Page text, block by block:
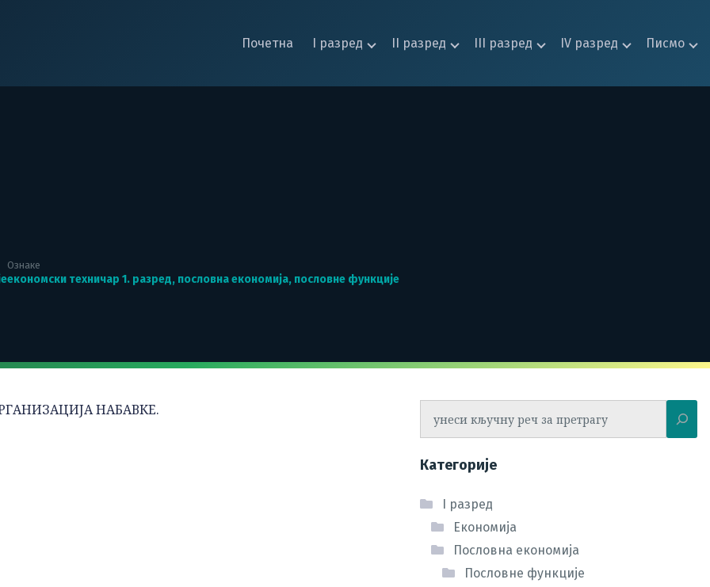
Почетна I разред II разред III разред IV разред Писмо
Ознаке
економски техничар 1. разред, пословна економија, пословне функције
НАБАВКЕ.
Категорије
I разред
Економија
Пословна економија
Пословне функције